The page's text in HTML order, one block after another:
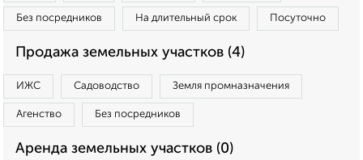
Без посредников На длительный срок Посуточно
Продажа земельных участков (4)
ИЖС Садоводство Земля промназначения
Агенство Без посредников
Аренда земельных участков (0)